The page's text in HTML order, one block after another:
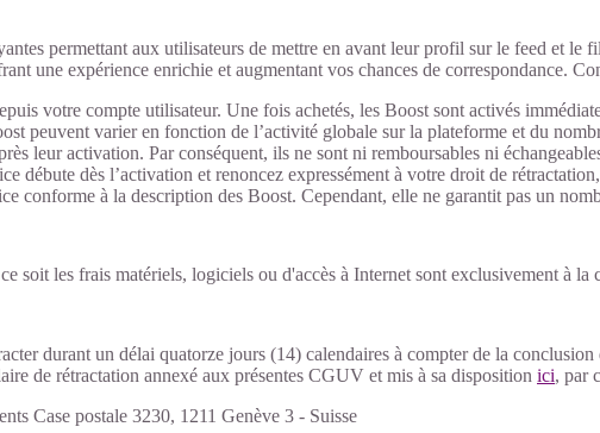
permettant aux utilisateurs de mettre en avant leur profil sur le feed et le
une expérience enrichie et augmentant vos chances de correspondance.
votre compte utilisateur. Une fois achetés, les Boost sont activés
peuvent varier en fonction de l’activité globale sur la plateforme et du
leur activation. Par conséquent, ils ne sont ni remboursables ni
débute dès l’activation et renoncez expressément à votre droit de
conforme à la description des Boost. Cependant, elle ne garantit pas un
soit les frais matériels, logiciels ou d'accès à Internet sont exclusivement à la
durant un délai quatorze jours (14) calendaires à compter de la
de rétractation annexé aux présentes CGUV et mis à sa disposition ici, par
Case postale 3230, 1211 Genève 3 - Suisse